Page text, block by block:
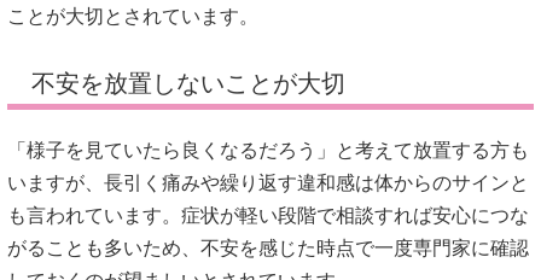
ことが大切とされています。
不安を放置しないことが大切
「様子を見ていたら良くなるだろう」と考えて放置する方も
いますが、長引く痛みや繰り返す違和感は体からのサインと
も言われています。症状が軽い段階で相談すれば安心につな
がることも多いため、不安を感じた時点で一度専門家に確認